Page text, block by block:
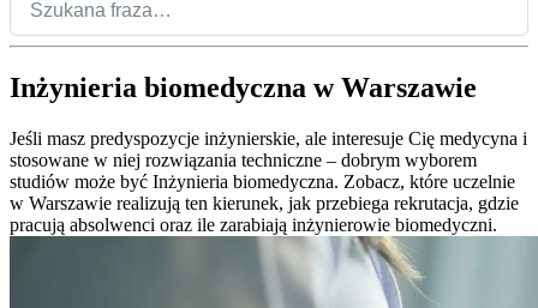
Inżynieria biomedyczna w Warszawie
Jeśli masz predyspozycje inżynierskie, ale interesuje Cię medycyna i
stosowane w niej rozwiązania techniczne – dobrym wyborem
studiów może być Inżynieria biomedyczna. Zobacz, które uczelnie
w Warszawie realizują ten kierunek, jak przebiega rekrutacja, gdzie
pracują absolwenci oraz ile zarabiają inżynierowie biomedyczni.